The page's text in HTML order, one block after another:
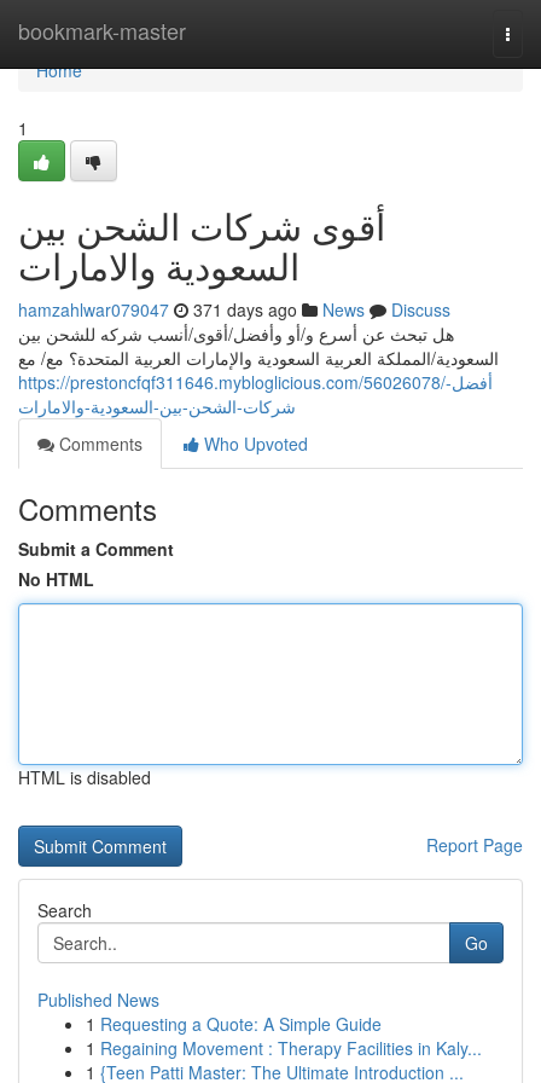
bookmark-master
Home
Home
1
أقوى شركات الشحن بين
السعودية والامارات
hamzahlwar079047 371 days ago News
Discuss
هل تبحث عن أسرع و/أو وأفضل/أقوى/أنسب شركه للشحن بين
السعودية/المملكة العربية السعودية والإمارات العربية المتحدة؟ مع/ مع
https://prestoncfqf311646.mybloglicious.com/56026078/أفضل-
شركات-الشحن-بين-السعودية-والامارات
Comments
Who Upvoted
Comments
Submit a Comment
No HTML
HTML is disabled
Report Page
Search
Go
Published News
1 Requesting a Quote: A Simple Guide
1 Regaining Movement : Therapy Facilities in Kaly...
1 {Teen Patti Master: The Ultimate Introduction ...